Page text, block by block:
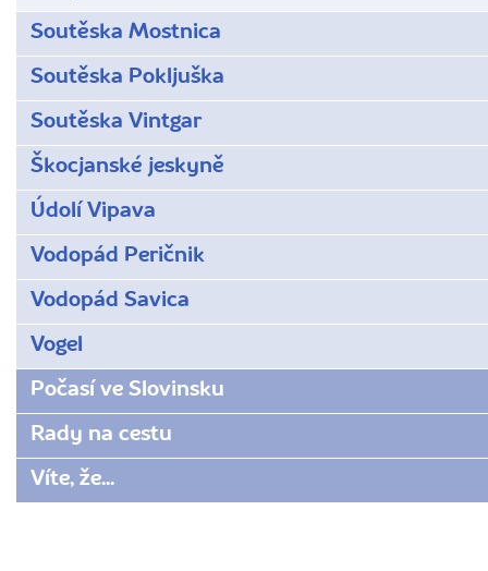
Soutěska Mostnica
Soutěska Pokljuška
Soutěska Vintgar
Škocjanské jeskyně
Údolí Vipava
Vodopád Peričnik
Vodopád Savica
Vogel
Počasí ve Slovinsku
Rady na cestu
Víte, že...